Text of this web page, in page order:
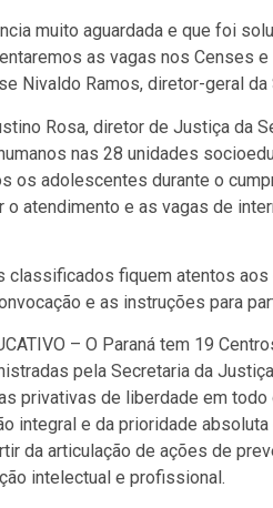
muito aguardada e que foi
as vagas nos Censes
Nivaldo Ramos, diretor-geral
Rosa, diretor de Justiça da
nas 28 unidades
os adolescentes durante o
o atendimento e as vagas de
classificados fiquem atentos
e as instruções para
– O Paraná tem 19
pela Secretaria da
privativas de liberdade em
integral e da prioridade
da articulação de ações de
intelectual e profissional.